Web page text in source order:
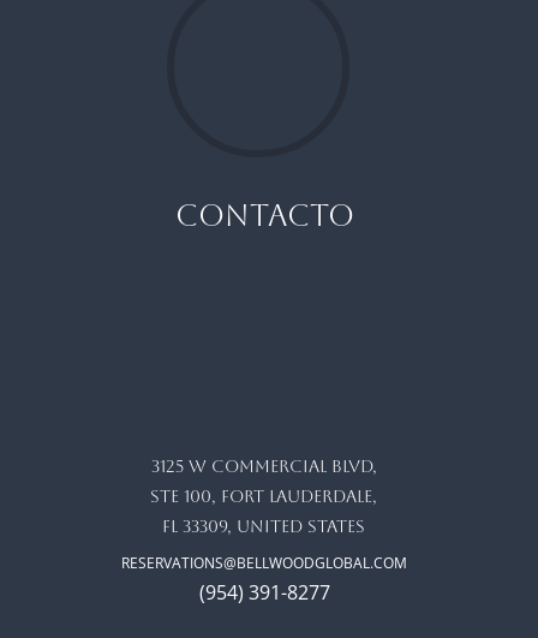
CONTACTO
3125 W commercial blvd,
ste 100, Fort Lauderdale,
FL 33309, United States
RESERVATIONS@BELLWOODGLOBAL.COM
(954) 391-8277